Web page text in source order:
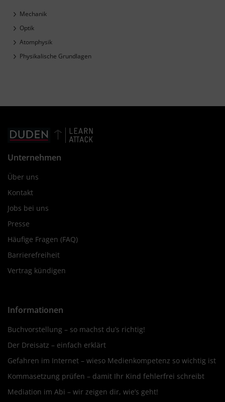
Mechanik
Optik
Atomphysik
Physikalische Grundlagen
Unternehmen
Über uns
Kontakt
Jobs bei uns
Presse
Häufige Fragen (FAQ)
Barrierefreiheit
Vertrag kündigen
Informationen
Buchvorstellung – so machst du’s richtig!
Der Dreisatz – einfach erklärt
Gefahren im Internet – wieso Medienkompetenz so wichtig ist
Kommasetzung prüfen – damit Ihr Kind fehlerfrei schreibt
Mediation im Abi – wir zeigen dir, wie’s geht!